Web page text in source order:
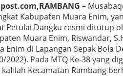
–
Kabupaten Muara Enim,
Petulai Dangku resmi ditutup
Muara Enim, Riswandar,
Enim di Lapangan Sepak Bola
2022). Pada MTQ Ke-38 yang
kafilah Kecamatan Rambang